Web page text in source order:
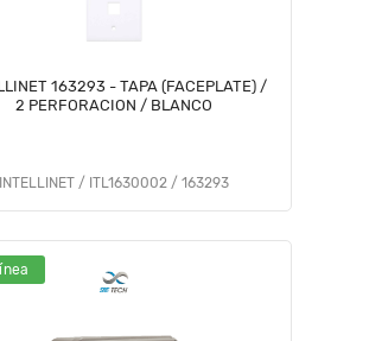
163293 - TAPA (FACEPLATE) /
2 PERFORACION / BLANCO
INTELLINET / ITL1630002 / 163293